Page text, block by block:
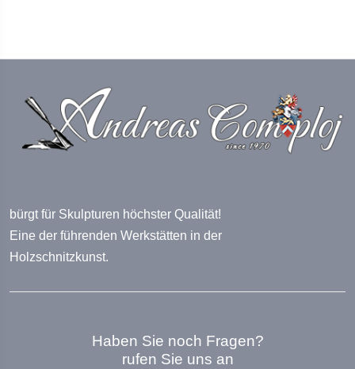
bürgt für Skulpturen höchster Qualität!
Eine der führenden Werkstätten in der
Holzschnitzkunst.
Haben Sie noch Fragen?
rufen Sie uns an